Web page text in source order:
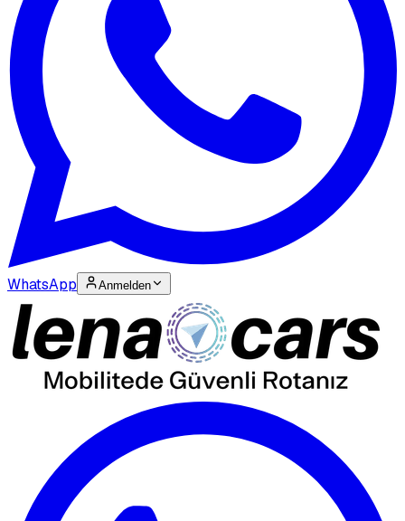
WhatsApp Anmelden